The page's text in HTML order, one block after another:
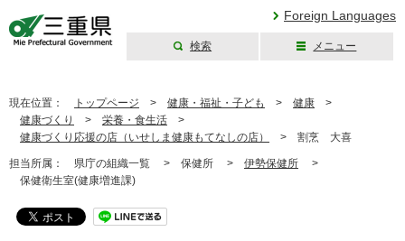
Foreign Languages
検索 メニュー
現在位置： トップページ > 健康・福祉・子ども > 健康 >
健康づくり
> 栄養・食生活 >
健康づくり応援の店（いせしま健康もてなしの店）
> 割烹 大喜
担当所属： 県庁の組織一覧 > 保健所 > 伊勢保健所 >
保健衛生室(健康増進課)